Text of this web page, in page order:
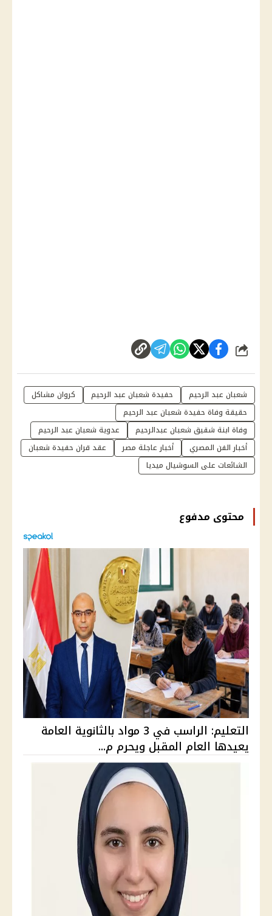
شارك
شعبان عبد الرحيم حفيدة شعبان عبد الرحيم
كروان مشاكل
حقيقة وفاة حفيدة شعبان عبد الرحيم
وفاة ابنة شقيق شعبان عبدالرحيم
عدوية شعبان عبد الرحيم
أخبار الفن المصري
أخبار عاجلة مصر
عقد قران حفيدة شعبان
الشائعات على السوشيال ميديا
محتوى مدفوع
التعليم: الراسب في 3 مواد بالثانوية العامة
يعيدها العام المقبل ويحرم م...